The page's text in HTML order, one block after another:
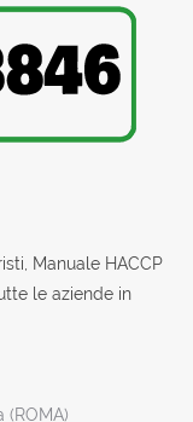
Manuale HACCP
le aziende in
(ROMA)